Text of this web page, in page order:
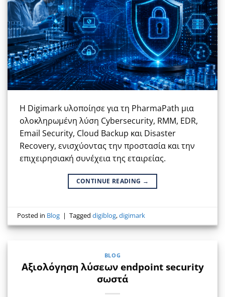
Η Digimark υλοποίησε για τη PharmaPath μια
ολοκληρωμένη λύση Cybersecurity, RMM, EDR,
Email Security, Cloud Backup και Disaster
Recovery, ενισχύοντας την προστασία και την
επιχειρησιακή συνέχεια της εταιρείας.
CONTINUE READING →
Posted in Blog | Taggeddigiblog,digimark
BLOG
Αξιολόγηση λύσεων endpoint security
σωστά